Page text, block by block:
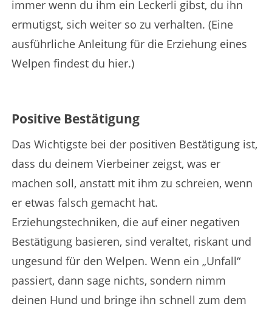
immer wenn du ihm ein Leckerli gibst, du ihn
ermutigst, sich weiter so zu verhalten. (Eine
ausführliche Anleitung für die Erziehung eines
Welpen findest du hier.)
Positive Bestätigung
Das Wichtigste bei der positiven Bestätigung ist,
dass du deinem Vierbeiner zeigst, was er
machen soll, anstatt mit ihm zu schreien, wenn
er etwas falsch gemacht hat.
Erziehungstechniken, die auf einer negativen
Bestätigung basieren, sind veraltet, riskant und
ungesund für den Welpen. Wenn ein „Unfall“
passiert, dann sage nichts, sondern nimm
deinen Hund und bringe ihn schnell zum dem